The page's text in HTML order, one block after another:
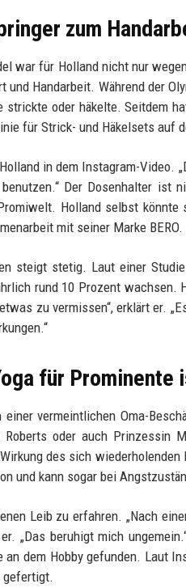
zum
war für Holland nicht nur
Handarbeit. Während der
oder häkelte. Seitdem
für Strick- und Häkelsets auf
in dem Instagram-Video.
Der Dosenhalter ist
Holland selbst
mit seiner Marke BERO.
steigt stetig. Laut einer
rund 10 Prozent wachsen.
zu vermissen“, erklärt er.
für Prominente
vermeintlichen Oma-
oder auch Prinzessin
des sich
und kann sogar bei
Leib zu erfahren. „Nach
„Das beruhigt mich
dem Hobby gefunden. Laut
gefertigt.